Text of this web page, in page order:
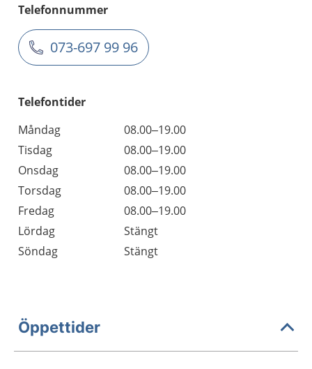
Telefonnummer
073-697 99 96
Telefontider
Måndag
08.00–19.00
Tisdag
08.00–19.00
Onsdag
08.00–19.00
Torsdag
08.00–19.00
Fredag
08.00–19.00
Lördag
Stängt
Söndag
Stängt
Öppettider